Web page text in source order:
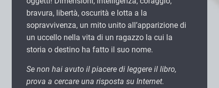
bravura, libertà, oscurità e lotta a la
sopravvivenza, un mito unito all’apparizione di
un uccello nella vita di un ragazzo la cui la
storia o destino ha fatto il suo nome.
Se non hai avuto il piacere di leggere il libro,
prova a cercare una risposta su Internet.